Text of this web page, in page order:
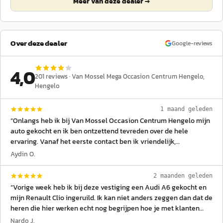
Over deze dealer Google-reviews
4,0201reviews ·Van Mossel Mega Occasion Centrum Hengelo,
Hengelo
1 maand geleden
“Onlangs heb ik bij Van Mossel Occasion Centrum Hengelo mijn
auto gekocht en ik ben ontzettend tevreden over de hele
ervaring. Vanaf het eerste contact ben ik vriendelijk,
professioneel en eerlijk geholpen. Een speciaal woord van dank
te beantwoorden, gaf deskundig advies en zorgde ervoor dat ik
met een goed gevoel mijn keuze kon maken. Ook veel dank aan
filiaalmanager Ermin voor zijn betrokkenheid, gastvrijheid en
uitstekende service. Samen hebben zij ervoor gezorgd dat de
aankoop soepel en prettig verliep. Ik kan Van Mossel Occasion
Aydin O.
2 maanden geleden
“Vorige week heb ik bij deze vestiging een Audi A6 gekocht en
mijn Renault Clio ingeruild. Ik kan niet anders zeggen dan dat de
heren die hier werken echt nog begrijpen hoe je met klanten
omgaat en waar service nog hoog in het vaandel staat. Dat is
Nardo J.